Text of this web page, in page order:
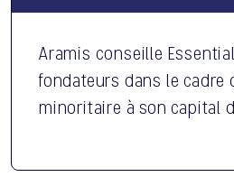
Aramis conseille
fondateurs dans le cadre
minoritaire à son capital